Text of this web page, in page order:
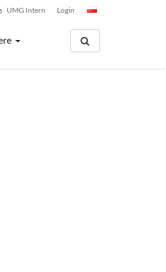
UMG Intern Login